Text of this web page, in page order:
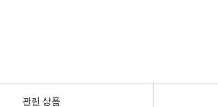
관련 상품